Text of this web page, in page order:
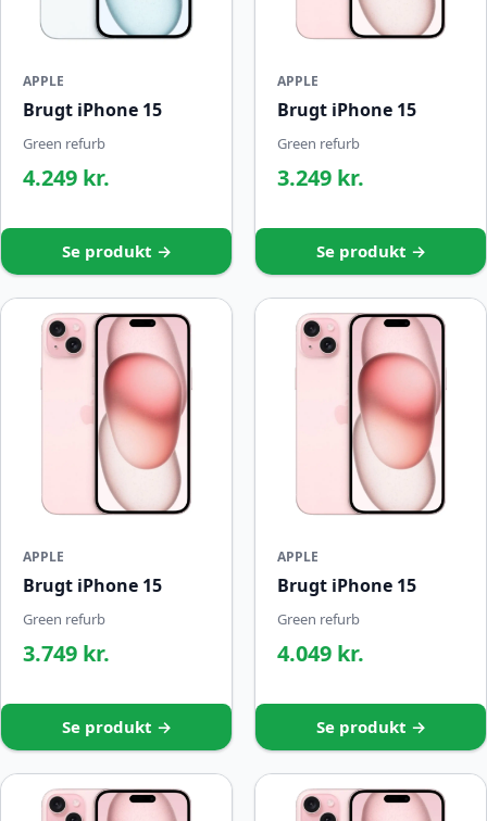
APPLE
Brugt iPhone 15
Green refurb
4.249 kr.
Se produkt →
APPLE
Brugt iPhone 15
Green refurb
3.249 kr.
Se produkt →
APPLE
Brugt iPhone 15
Green refurb
3.749 kr.
Se produkt →
APPLE
Brugt iPhone 15
Green refurb
4.049 kr.
Se produkt →